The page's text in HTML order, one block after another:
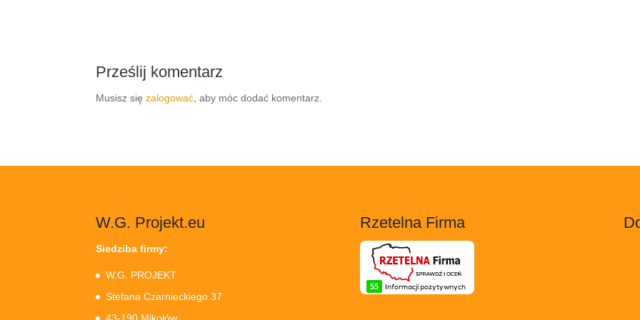
Prześlij komentarz
Musisz sięzalogować, aby móc dodać komentarz.
W.G. Projekt.eu
Siedziba firmy:
W.G. PROJEKT
Stefana Czarnieckiego 37
Rzetelna Firma